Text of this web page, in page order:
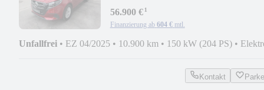
Sit
56.900 €¹
Finanzierung ab 604 € mtl.
Unfallfrei • EZ 04/2025 • 10.900 km • 150 kW (204 PS) •
Kontakt